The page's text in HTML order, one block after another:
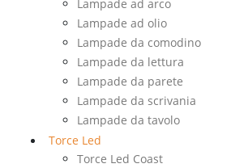
Lampade ad arco
Lampade ad olio
Lampade da comodino
Lampade da lettura
Lampade da parete
Lampade da scrivania
Lampade da tavolo
Torce Led
Torce Led Coast